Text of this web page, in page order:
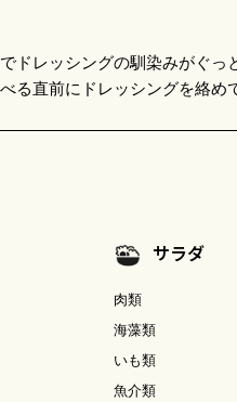
ドレッシングの馴染みがぐ
る直前にドレッシングを絡め
サラダ
肉類
海藻類
いも類
魚介類